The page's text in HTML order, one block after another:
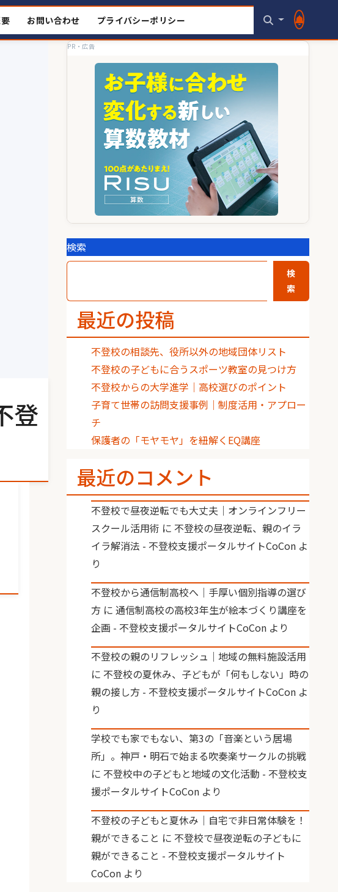
お問い合わせ プライバシーポリシー
登
PR・広告
検索
検
索
最近の投稿
不登校の相談先、役所以外の地域団体リスト
不登校の子どもに合うスポーツ教室の見つけ方
不登校からの大学進学｜高校選びのポイント
子育て世帯の訪問支援事例｜制度活用・アプロー
チ
保護者の「モヤモヤ」を紐解くEQ講座
最近のコメント
不登校で昼夜逆転でも大丈夫｜オンラインフリー
スクール活用術 に 不登校の昼夜逆転、親のイラ
イラ解消法 - 不登校支援ポータルサイトCoCon よ
り
不登校から通信制高校へ｜手厚い個別指導の選び
方 に通信制高校の高校3年生が絵本づくり講座を
企画 - 不登校支援ポータルサイトCoCon より
不登校の親のリフレッシュ｜地域の無料施設活用
に 不登校の夏休み、子どもが「何もしない」時の
親の接し方 - 不登校支援ポータルサイトCoCon よ
り
学校でも家でもない、第3の「音楽という居場
所」。神戸・明石で始まる吹奏楽サークルの挑戦
に 不登校中の子どもと地域の文化活動 - 不登校支
援ポータルサイトCoCon より
不登校の子どもと夏休み｜自宅で非日常体験を！
親ができること に 不登校で昼夜逆転の子どもに
親ができること - 不登校支援ポータルサイト
CoCon より